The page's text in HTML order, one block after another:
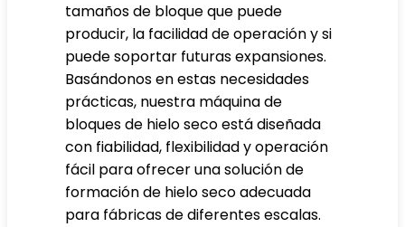
tamaños de bloque que puede
producir, la facilidad de operación y si
puede soportar futuras expansiones.
Basándonos en estas necesidades
prácticas, nuestra máquina de
bloques de hielo seco está diseñada
con fiabilidad, flexibilidad y operación
fácil para ofrecer una solución de
formación de hielo seco adecuada
para fábricas de diferentes escalas.